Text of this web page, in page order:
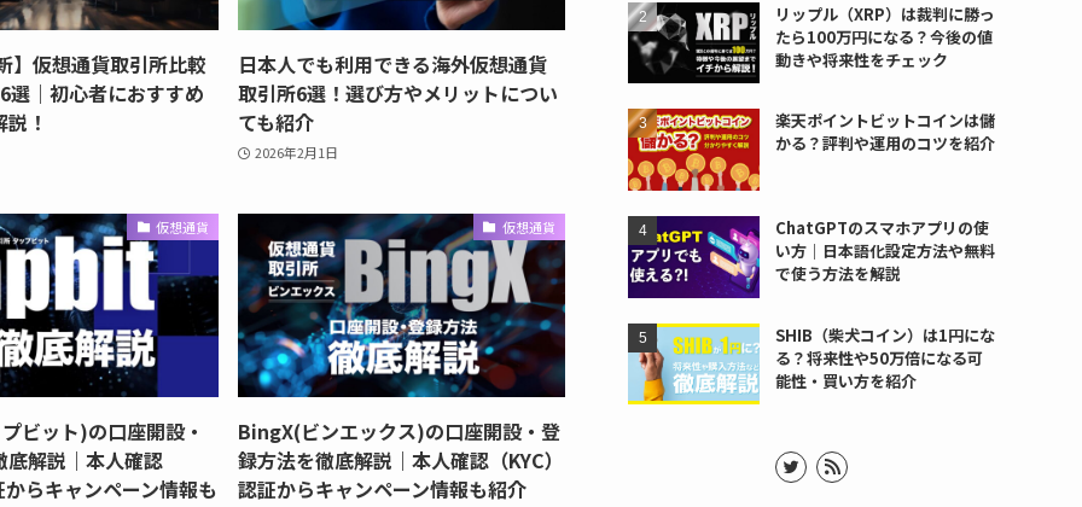
】仮想通貨取引所比較
選｜初心者におすすめ
！
日本人でも利用できる海外仮想通貨
取引所6選！選び方やメリットについ
ても紹介
2026年2月1日
仮想通貨
ビット)の口座開設・
底解説｜本人確認
らキャンペーン情報も
仮想通貨
BingX(ビンエックス)の口座開設・登
録方法を徹底解説｜本人確認（KYC）
認証からキャンペーン情報も紹介
リップル（XRP）は裁判に勝っ
たら100万円になる？今後の値
動きや将来性をチェック
楽天ポイントビットコインは儲
かる？評判や運用のコツを紹介
ChatGPTのスマホアプリの使
い方｜日本語化設定方法や無料
で使う方法を解説
SHIB（柴犬コイン）は1円にな
る？将来性や50万倍になる可
能性・買い方を紹介